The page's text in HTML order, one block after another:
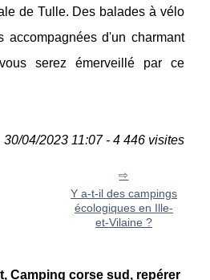
de Tulle. Des balades à vélo
accompagnées d'un charmant
serez émerveillé par ce
30/04/2023 11:07 - 4 446 visites
Y a-t-il des campings
écologiques en Ille-
et-Vilaine ?
Camping corse sud, repérer